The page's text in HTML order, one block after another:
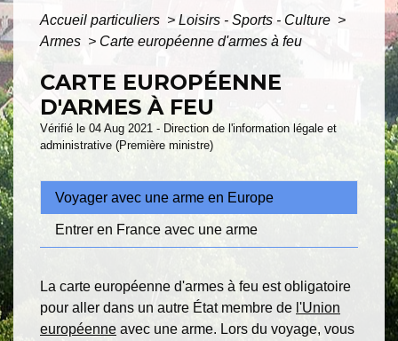
Accueil particuliers > Loisirs - Sports - Culture >
Armes > Carte européenne d'armes à feu
CARTE EUROPÉENNE
D'ARMES À FEU
Vérifié le 04 Aug 2021 - Direction de l'information légale et
administrative (Première ministre)
Voyager avec une arme en Europe
Entrer en France avec une arme
La carte européenne d'armes à feu est obligatoire
pour aller dans un autre État membre de l'Union
européenne avec une arme. Lors du voyage, vous